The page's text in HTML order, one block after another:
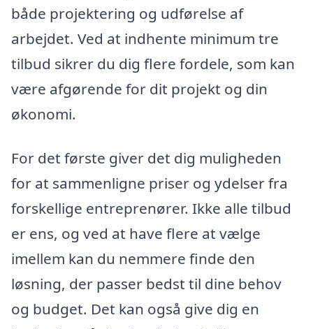
både projektering og udførelse af
arbejdet. Ved at indhente minimum tre
tilbud sikrer du dig flere fordele, som kan
være afgørende for dit projekt og din
økonomi.
For det første giver det dig muligheden
for at sammenligne priser og ydelser fra
forskellige entreprenører. Ikke alle tilbud
er ens, og ved at have flere at vælge
imellem kan du nemmere finde den
løsning, der passer bedst til dine behov
og budget. Det kan også give dig en